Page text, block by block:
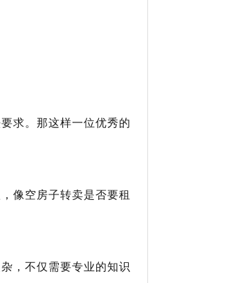
求。那这样一位优秀的
像空房子转卖是否要租
，不仅需要专业的知识